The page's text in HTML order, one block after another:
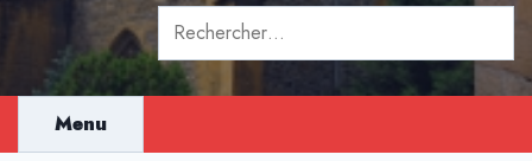
Rechercher :
Menu